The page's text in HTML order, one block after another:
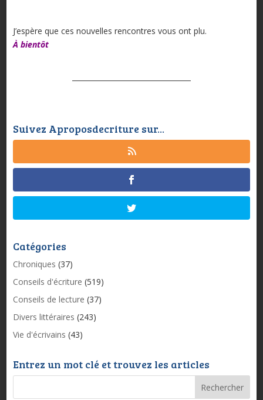
J’espère que ces nouvelles rencontres vous ont plu.
À bientôt
Suivez Aproposdecriture sur...
Catégories
Chroniques (37)
Conseils d'écriture (519)
Conseils de lecture (37)
Divers littéraires (243)
Vie d'écrivains (43)
Entrez un mot clé et trouvez les articles